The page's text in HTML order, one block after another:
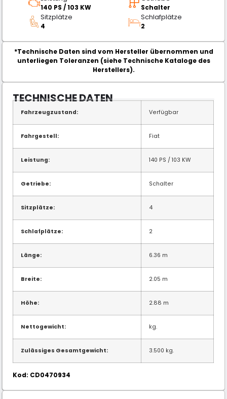
140 PS / 103 KW Schalter
Sitzplätze
4
Schlafplätze
2
*Technische Daten sind vom Hersteller übernommen und
unterliegen Toleranzen (siehe Technische Kataloge des
Herstellers).
TECHNISCHE DATEN
Fahrzeugzustand: Verfügbar
Fahrgestell: Fiat
Leistung: 140 PS / 103 KW
Getriebe: Schalter
Sitzplätze: 4
Schlafplätze: 2
Länge: 6.36 m
Breite: 2.05 m
Höhe: 2.88 m
Nettogewicht: kg.
Zulässiges Gesamtgewicht: 3.500 kg.
Kod: CD0470934